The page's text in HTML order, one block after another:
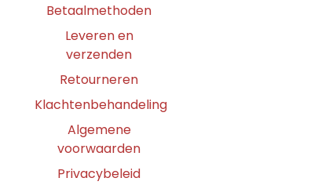
Betaalmethoden
Leveren en
verzenden
Retourneren
Klachtenbehandeling
Algemene
voorwaarden
Privacybeleid